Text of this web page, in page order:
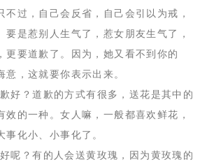
不过，自己会反省，自己会引以为戒，
要是惹别人生气了，惹女朋友生气了，
更要道歉了。因为，她又看不到你的
意，这就要你表示出来。
好？道歉的方式有很多，送花是其中的
效的一种。女人嘛，一般都喜欢鲜花，
事化小、小事化了。
呢？有的人会送黄玫瑰，因为黄玫瑰的